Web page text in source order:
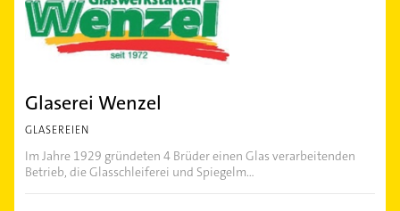
Glaserei Wenzel
GLASEREIEN
Im Jahre 1929 gründeten 4 Brüder einen Glas verarbeitenden
Betrieb, die Glasschleiferei und Spiegelm...